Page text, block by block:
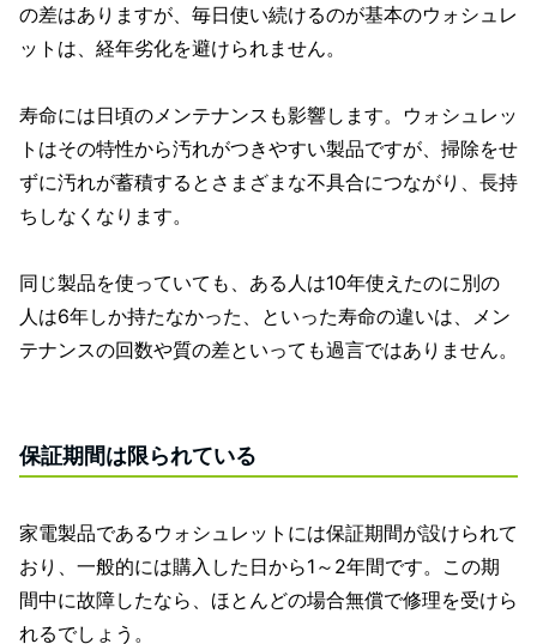
の差はありますが、毎日使い続けるのが基本のウォシュレ
ットは、経年劣化を避けられません。
寿命には日頃のメンテナンスも影響します。ウォシュレッ
トはその特性から汚れがつきやすい製品ですが、掃除をせ
ずに汚れが蓄積するとさまざまな不具合につながり、長持
ちしなくなります。
同じ製品を使っていても、ある人は10年使えたのに別の
人は6年しか持たなかった、といった寿命の違いは、メン
テナンスの回数や質の差といっても過言ではありません。
保証期間は限られている
家電製品であるウォシュレットには保証期間が設けられて
おり、一般的には購入した日から1～2年間です。この期
間中に故障したなら、ほとんどの場合無償で修理を受けら
れるでしょう。